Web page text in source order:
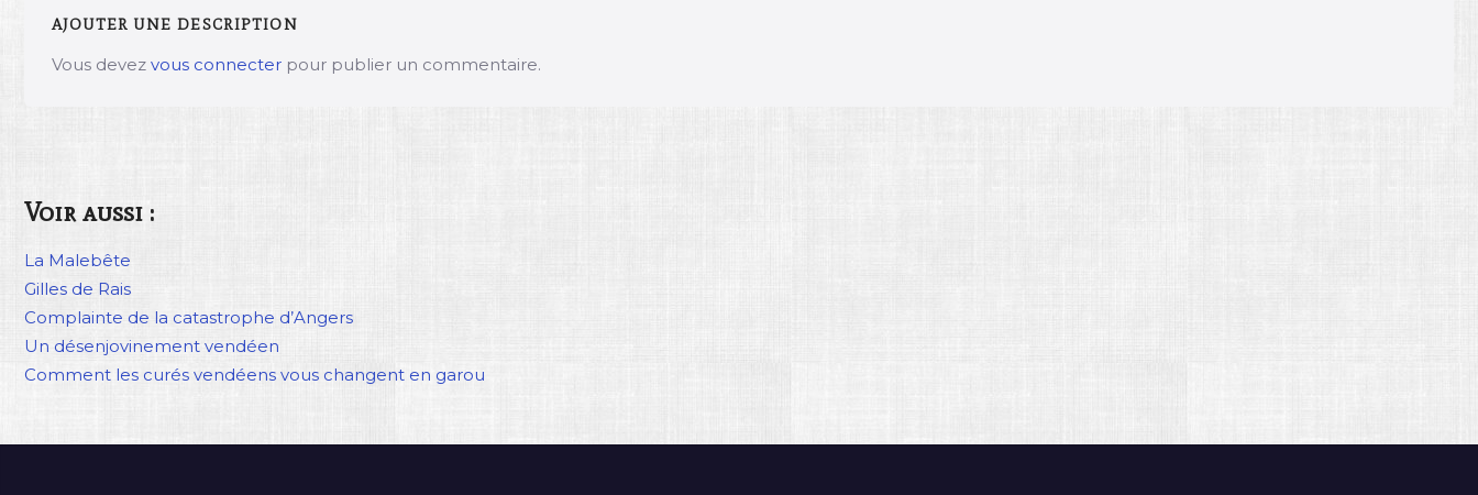
AJOUTER UNE DESCRIPTION
Vous devez vous connecter pour publier un commentaire.
Voir aussi :
La Malebête
Gilles de Rais
Complainte de la catastrophe d’Angers
Un désenjovinement vendéen
Comment les curés vendéens vous changent en garou